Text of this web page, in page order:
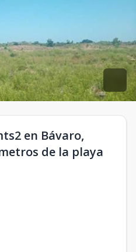
en Bávaro,
de la playa